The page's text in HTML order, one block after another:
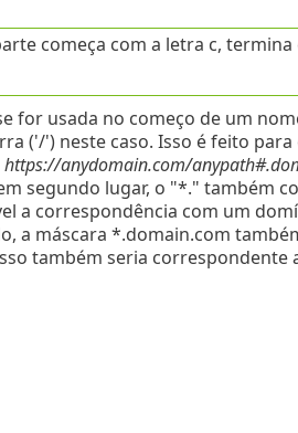
começa com a letra c,
for usada no começo de um
('/') neste caso. Isso é feito
https://anydomain.com/
segundo lugar, o "*." também
a correspondência com um
a máscara *.domain.com
também seria correspondente